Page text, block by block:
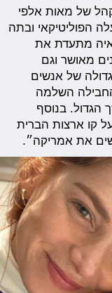
של מאות אלפי
הפוליטיקאי ובתה
מתעדת את
מאושר וגם
של אנשים
השלמה
הגדול. בנוסף
קו ארצות הברית
את אמריקה״.